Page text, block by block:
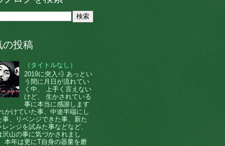
の投稿
（タイトルなし）
2019に突入💨 あっとい
う間に月日が流れてい
く中、 上手く言えない
けど、 生かされている
事に本当に感謝します
かけていた事、中途半端にし
事、リベンジできた事、新た
レンジを試みた事などなど、
沢山の事に気づかされまし
本年は更にT自身の器量を磨